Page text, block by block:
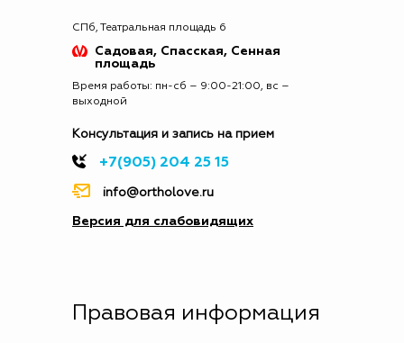
СПб, Театральная площадь 6
Садовая, Спасская, Сенная
площадь
Время работы: пн-сб – 9:00-21:00, вс –
выходной
Консультация и запись на прием
+7(905) 204 25 15
info@ortholove.ru
Версия для слабовидящих
Правовая информация